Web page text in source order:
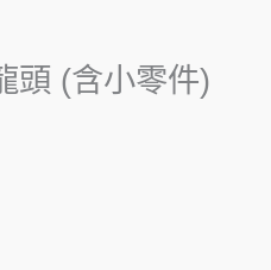
頭 (含小零件)